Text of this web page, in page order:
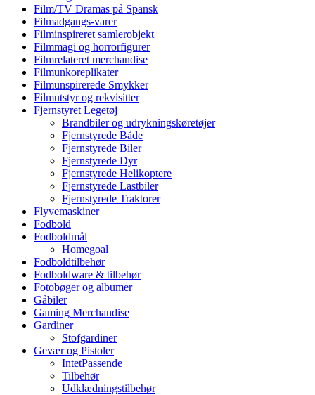
Film/TV Dramas på Spansk
Filmadgangs-varer
Filminspireret samlerobjekt
Filmmagi og horrorfigurer
Filmrelateret merchandise
Filmunkoreplikater
Filmunspirerede Smykker
Filmutstyr og rekvisitter
Fjernstyret Legetøj
Brandbiler og udrykningskøretøjer
Fjernstyrede Både
Fjernstyrede Biler
Fjernstyrede Dyr
Fjernstyrede Helikoptere
Fjernstyrede Lastbiler
Fjernstyrede Traktorer
Flyvemaskiner
Fodbold
Fodboldmål
Homegoal
Fodboldtilbehør
Fodboldware & tilbehør
Fotobøger og albumer
Gåbiler
Gaming Merchandise
Gardiner
Stofgardiner
Gevær og Pistoler
IntetPassende
Tilbehør
Udklædningstilbehør